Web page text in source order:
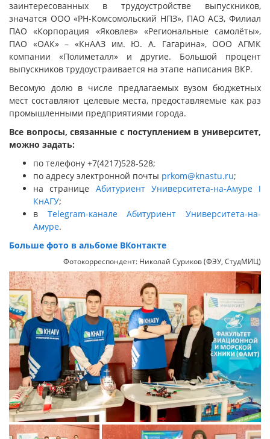
заинтересованных в трудоустройстве выпускников,
значатся ООО «РН-Комсомольский НПЗ», ПАО АСЗ, Филиал
ПАО «Корпорация «Яковлев» «Региональные самолёты»,
ПАО «ОАК» – «КнААЗ им. Ю. А. Гагарина», ООО АГМК
компании «Полиметалл» и другие. Большой процент
выпускников трудоустраивается на этапе написания ВКР.
Весомую долю в числе предлагаемых вузом бюджетных
мест составляют целевые места, предоставляемые как раз
промышленными предприятиями города.
Все вопросы, связанные с поступлением в университет,
можно задать:
по телефону +7(4217)528-528;
по адресу электронной почты prkom@knastu.ru;
на странице Абитуриент Университета-на-Амуре ǀ
КнАГУ;
в Telegram-канале Абитуриент Университета-на-
Амуре.
Больше фото в альбоме ВКонтакте
Фотокорреспондент: Николай Суриков (ФЭУ, СтудМИЦ)